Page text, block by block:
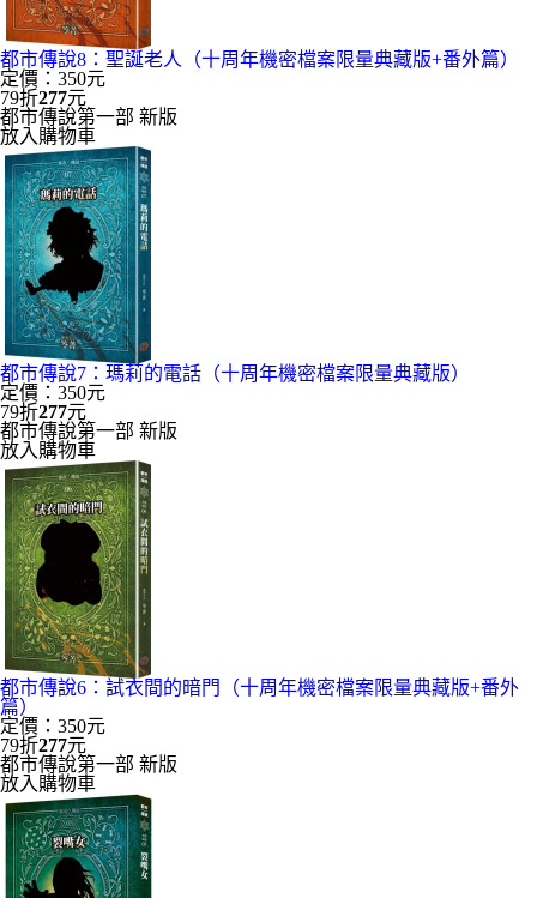
都市傳說8：聖誕老人（十周年機密檔案限量典藏版+番外篇）
定價：350元
79折277元
都市傳說第一部 新版
放入購物車
都市傳說7：瑪莉的電話（十周年機密檔案限量典藏版）
定價：350元
79折277元
都市傳說第一部 新版
放入購物車
都市傳說6：試衣間的暗門（十周年機密檔案限量典藏版+番外
篇）
定價：350元
79折277元
都市傳說第一部 新版
放入購物車